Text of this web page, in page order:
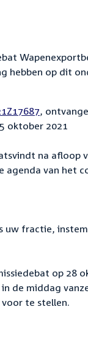
hebben op dit
,
oktober 2021
na afloop
agenda van het
uw fractie,
op 28
de middag
te stellen.